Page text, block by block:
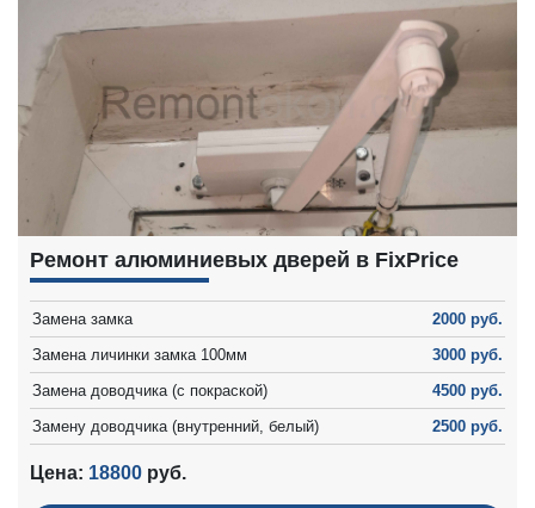
Ремонт алюминиевых дверей в FixPrice
Замена замка
2000 руб.
Замена личинки замка 100мм
3000 руб.
Замена доводчика (с покраской)
4500 руб.
Замену доводчика (внутренний, белый)
2500 руб.
Выставление геометрии двери - 2 шт
Цена: 18800 руб.